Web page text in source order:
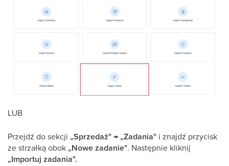
LUB
Przejdź do sekcji „Sprzedaż" → „Zadania" i znajdź przycisk
ze strzałką obok „Nowe zadanie". Następnie kliknij
„Importuj zadania".